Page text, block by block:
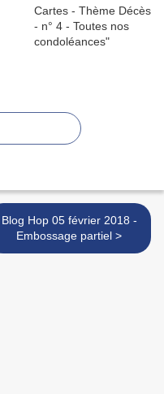
Blog Hop 05 février 2018 -
Embossage partiel >